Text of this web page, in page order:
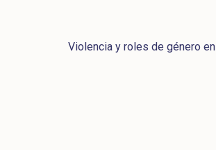
Violencia y roles de género